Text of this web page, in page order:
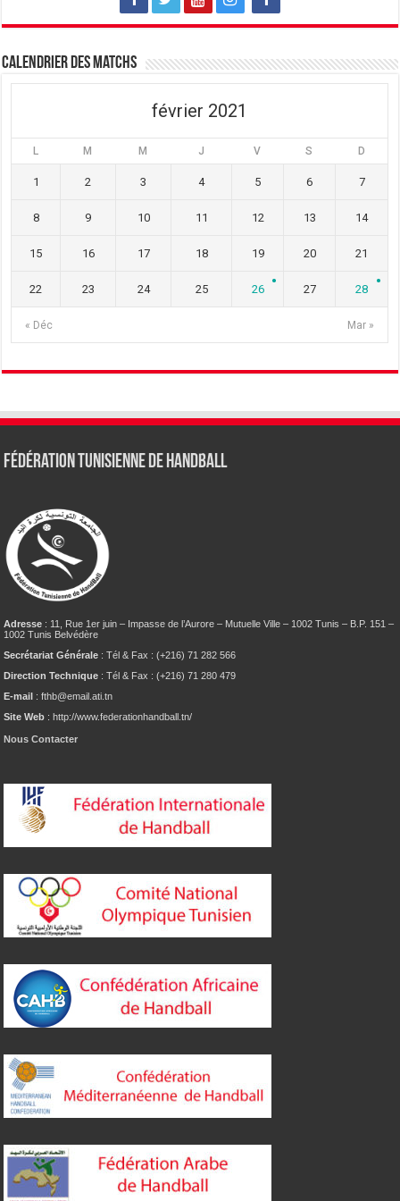
Calendrier des matchs
février 2021
L M M J V S D
« Déc Mar »
1 2 3 4 5 6 7
8 9 10 11 12 13 14
15 16 17 18 19 20 21
22 23 24 25 26 27 28
Fédération tunisienne de Handball
Adresse : 11, Rue 1er juin – Impasse de l’Aurore – Mutuelle Ville – 1002 Tunis – B.P. 151 –
1002 Tunis Belvédère
Secrétariat Générale : Tél & Fax : (+216) 71 282 566
Direction Technique : Tél & Fax : (+216) 71 280 479
E-mail : fthb@email.ati.tn
Site Web : http://www.federationhandball.tn/
Nous Contacter